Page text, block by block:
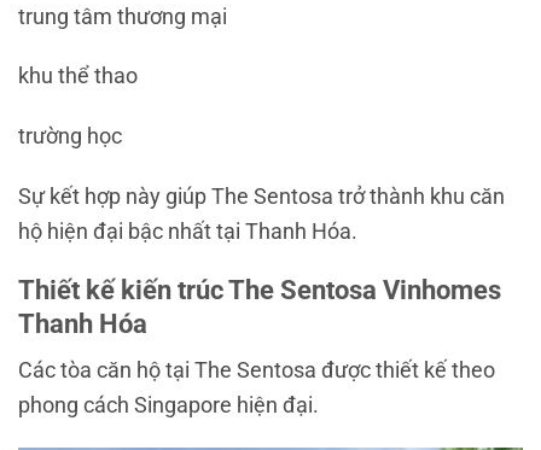
trung tâm thương mại
khu thể thao
trường học
Sự kết hợp này giúp The Sentosa trở thành khu căn
hộ hiện đại bậc nhất tại Thanh Hóa.
Thiết kế kiến trúc The Sentosa Vinhomes
Thanh Hóa
Các tòa căn hộ tại The Sentosa được thiết kế theo
phong cách Singapore hiện đại.